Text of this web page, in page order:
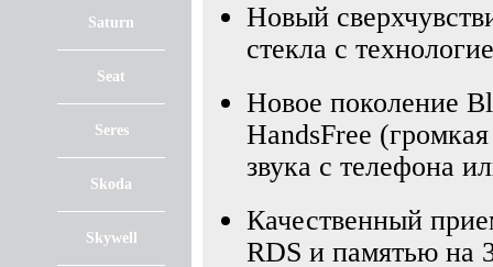
Saturn
Seat
Seres
Skoda
Skywell
Новый
стекла с
Новое поколение
HandsFree
звука с телефона
Качественный
RDS и памятью на